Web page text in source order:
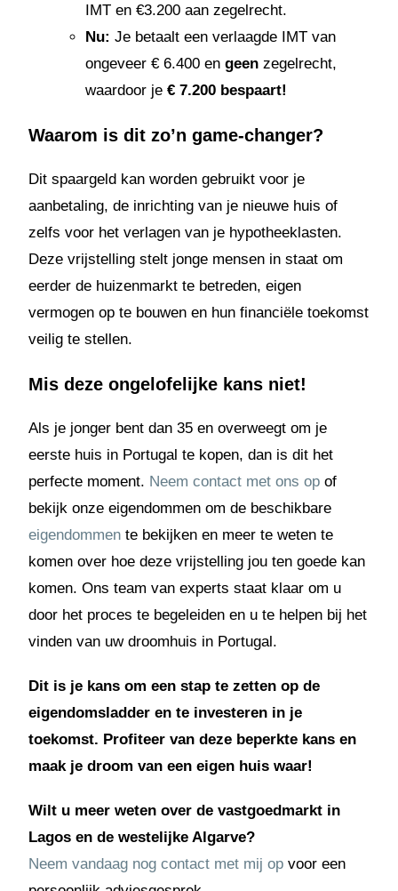
IMT en €3.200 aan zegelrecht.
Nu: Je betaalt een verlaagde IMT van
ongeveer € 6.400 en geen zegelrecht,
waardoor je € 7.200 bespaart!
Waarom is dit zo’n game-changer?
Dit spaargeld kan worden gebruikt voor je
aanbetaling, de inrichting van je nieuwe huis of
zelfs voor het verlagen van je hypotheeklasten.
Deze vrijstelling stelt jonge mensen in staat om
eerder de huizenmarkt te betreden, eigen
vermogen op te bouwen en hun financiële toekomst
veilig te stellen.
Mis deze ongelofelijke kans niet!
Als je jonger bent dan 35 en overweegt om je
eerste huis in Portugal te kopen, dan is dit het
perfecte moment. Neem contact met ons op of
bekijk onze eigendommen om de beschikbare
eigendommen te bekijken en meer te weten te
komen over hoe deze vrijstelling jou ten goede kan
komen. Ons team van experts staat klaar om u
door het proces te begeleiden en u te helpen bij het
vinden van uw droomhuis in Portugal.
Dit is je kans om een stap te zetten op de
eigendomsladder en te investeren in je
toekomst. Profiteer van deze beperkte kans en
maak je droom van een eigen huis waar!
Wilt u meer weten over de vastgoedmarkt in
Lagos en de westelijke Algarve?
Neem vandaag nog contact met mij op voor een